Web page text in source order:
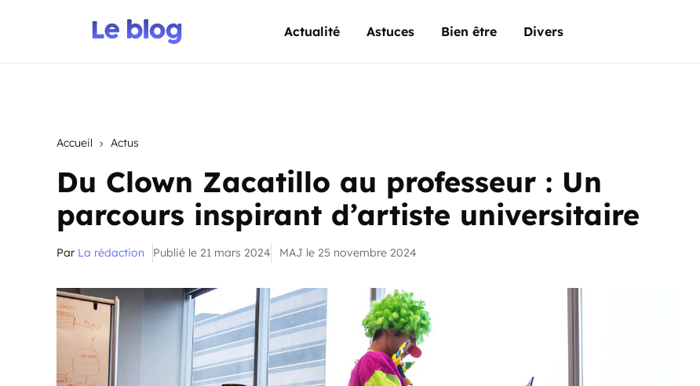
Actualité Astuces Bien être Divers
Accueil Actus
Du Clown Zacatillo au professeur : Un
parcours inspirant d’artiste universitaire
Par La rédaction Publié le 21 mars 2024 MAJ le 25 novembre 2024